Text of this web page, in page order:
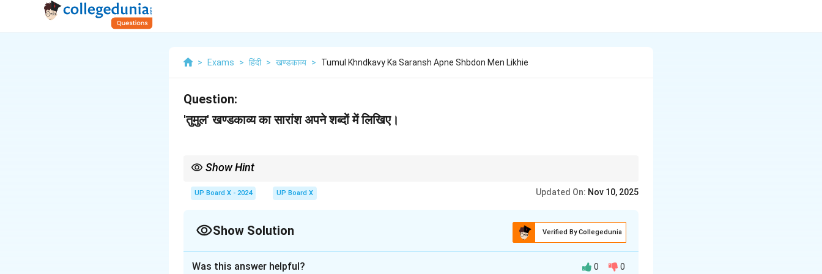
> Exams > हिंदी > खण्डकाव्य > Tumul Khndkavy Ka Saransh Apne Shbdon Men Likhie
Question:
'तुमुल' खण्डकाव्य का सारांश अपने शब्दों में लिखिए।
Show Hint
में लिखें।
UP Board X - 2024 UP Board X Updated On: Nov 10, 2025
Show Solution Verified By Collegedunia
Was this answer helpful? 0 0